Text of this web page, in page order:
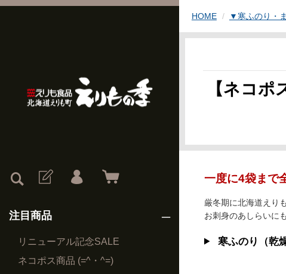
注目商品
リニューアル記念SALE
ネコポス商品 (=^・^=)
HOME ▼寒ふのり・
【ネコポ
一度に4袋まで
厳冬期に北海道えり
お刺身のあしらいに
寒ふのり（乾